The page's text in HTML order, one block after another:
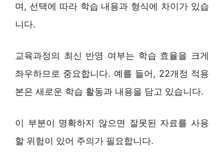
며, 선택에 따라 학습 내용과 형식에 차이가 있습
니다.
교육과정의 최신 반영 여부는 학습 효율을 크게
좌우하므로 중요합니다. 예를 들어, 22개정 적용
본은 새로운 학습 활동과 내용을 담고 있습니다.
이 부분이 명확하지 않으면 잘못된 자료를 사용
할 위험이 있어 주의가 필요합니다.